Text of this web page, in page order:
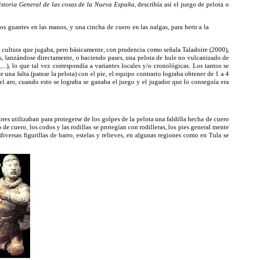
General de las cosas de la Nueva España, describía así el juego de pelota o
en las manos, y una cincha de cuero en las nalgas, para herir a la
que jugaba, pero básicamente, con prudencia como señala Taladoire (2000),
directamente, o haciendo pases, una pelota de hule no vulcanizado de
lo que tal vez correspondía a variantes locales y/o cronológicas. Los tantos se
una falta (patear la pelota) con el pie, el equipo contrario lograba obtener de 1 a 4
cuando esto se lograba se ganaba el juego y el jugador que lo conseguía era
utilizaban para protegerse de los golpes de la pelota una faldilla hecha de cuero
cuero, los codos y las rodillas se protegían con rodilleras, los pies general mente
figurillas de barro, estelas y relieves, en algunas regiones como en Tula se